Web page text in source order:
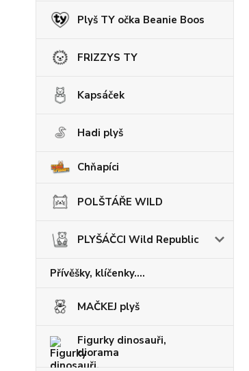
Plyš TY očka Beanie Boos
FRIZZYS TY
Kapsáček
Hadi plyš
Chňapíci
POLŠTÁŘE WILD
PLYŠÁČCI Wild Republic
Přívěšky, klíčenky....
MAČKEJ plyš
Figurky dinosauři,
diorama